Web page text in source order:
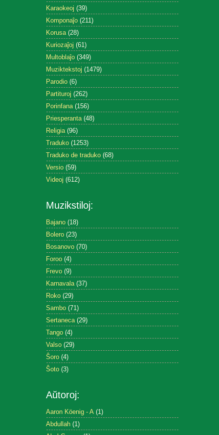
Karaokeoj (39)
Komponaĵo (211)
Korusa (28)
Kuriozaĵoj (61)
Multoblaĵo (349)
Muziktekstoj (1479)
Parodio (6)
Partituroj (262)
Porinfana (156)
Priesperanta (48)
Religia (96)
Traduko (1253)
Traduko de traduko (68)
Versio (59)
Videoj (612)
Muzikstiloj:
Bajano (18)
Bolero (23)
Bosanovo (70)
Foroo (4)
Frevo (9)
Karnavala (37)
Roko (29)
Sambo (71)
Sertaneca (29)
Tango (4)
Valso (29)
Ŝoro (4)
Ŝoto (3)
Aŭtoroj:
Aaron Köenig - A (1)
Abdullah (1)